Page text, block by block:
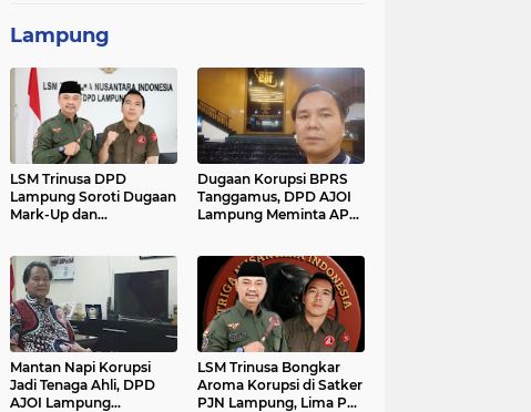
Lampung
LSM Trinusa DPD
Lampung Soroti Dugaan
Mark-Up dan
PKPCK
Dugaan Korupsi BPRS
Tanggamus, DPD AJOI
Lampung Meminta APH
Mantan Napi Korupsi
Jadi Tenaga Ahli, DPD
AJOI Lampung
LSM Trinusa Bongkar
Aroma Korupsi di Satker
PJN Lampung, Lima Pos